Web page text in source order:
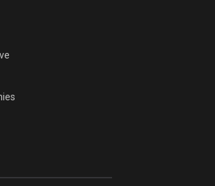
Happen!, ARTEMIS LETO, ORADEA, 8